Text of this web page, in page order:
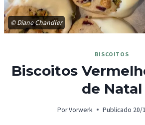
© Diane Chandler
BISCOITOS
Biscoitos
de Natal
PorVorwerk Publicado 20/